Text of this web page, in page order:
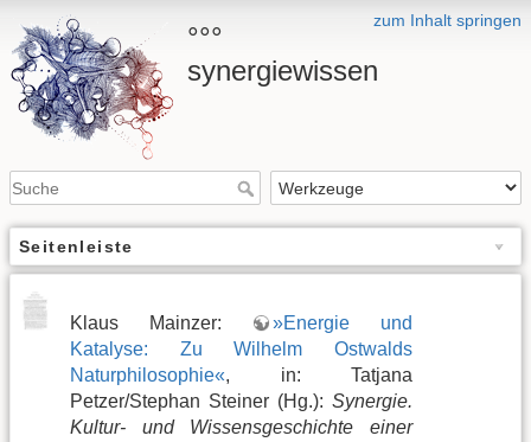
zum Inhalt springen
°°°
synergiewissen
Seitenleiste
Klaus Mainzer:
»Energie und
Katalyse: Zu Wilhelm Ostwalds
Naturphilosophie«, in: Tatjana
Petzer/Stephan Steiner (Hg.): Synergie.
Kultur- und Wissensgeschichte einer